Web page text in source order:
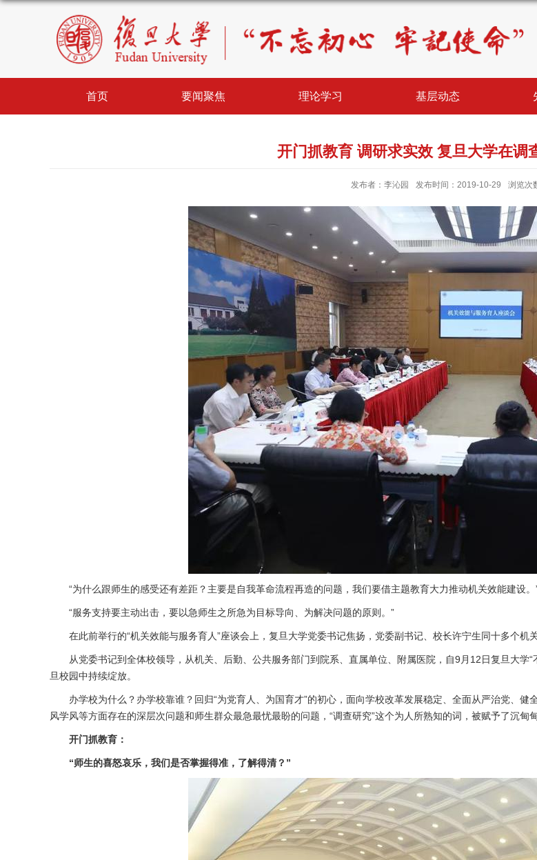
首页 要闻聚焦 理论学习 基层动态
开门抓教育 调研求实效 复旦大学在调
发布者：李沁园 发布时间：2019-10-29 浏览次
“为什么跟师生的感受还有差距？主要是自我革命流程再造的问题，我们要借主题教育大力推动机关效能建设。
“服务支持要主动出击，要以急师生之所急为目标导向、为解决问题的原则。”
在此前举行的“机关效能与服务育人”座谈会上，复旦大学党委书记焦扬，党委副书记、校长许宁生同十多个
从党委书记到全体校领导，从机关、后勤、公共服务部门到院系、直属单位、附属医院，自9月12日复旦大学
旦校园中持续绽放。
办学校为什么？办学校靠谁？回归“为党育人、为国育才”的初心，面向学校改革发展稳定、全面从严治党、
风学风等方面存在的深层次问题和师生群众最急最忧最盼的问题，“调查研究”这个为人所熟知的词，被赋予了沉甸
开门抓教育：
“师生的喜怒哀乐，我们是否掌握得准，了解得清？”